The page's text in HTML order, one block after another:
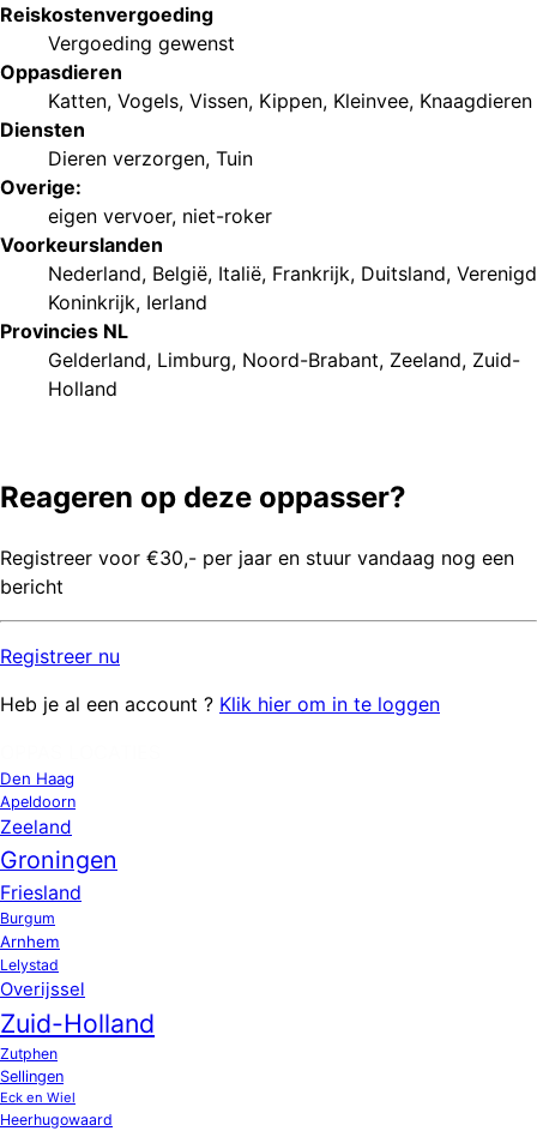
Reiskostenvergoeding
Vergoeding gewenst
Oppasdieren
Katten, Vogels, Vissen, Kippen, Kleinvee, Knaagdieren
Diensten
Dieren verzorgen, Tuin
Overige:
eigen vervoer, niet-roker
Voorkeurslanden
Nederland, België, Italië, Frankrijk, Duitsland, Verenigd
Koninkrijk, Ierland
Provincies NL
Gelderland, Limburg, Noord-Brabant, Zeeland, Zuid-
Holland
Reageren op deze oppasser?
Registreer voor €30,- per jaar en stuur vandaag nog een
bericht
Registreer nu
Heb je al een account ? Klik hier om in te loggen
Den Haag
Apeldoorn
Zeeland
Groningen
Friesland
Burgum
Arnhem
Lelystad
Overijssel
Zuid-Holland
Zutphen
Sellingen
Eck en Wiel
Heerhugowaard